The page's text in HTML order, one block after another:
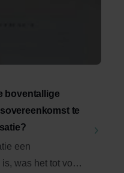
boventallige
te
een
was het tot voor